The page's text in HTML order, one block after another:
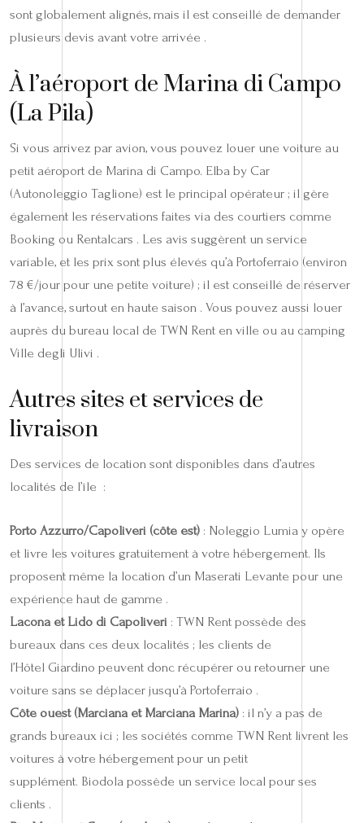
sont globalement alignés, mais il est conseillé de demander
plusieurs devis avant votre arrivée .
À l’aéroport de Marina di Campo
(La Pila)
Si vous arrivez par avion, vous pouvez louer une voiture au
petit aéroport de Marina di Campo. Elba by Car
(Autonoleggio Taglione) est le principal opérateur ; il gère
également les réservations faites via des courtiers comme
Booking ou Rentalcars . Les avis suggèrent un service
variable, et les prix sont plus élevés qu’à Portoferraio (environ
78 €/jour pour une petite voiture) ; il est conseillé de réserver
à l’avance, surtout en haute saison . Vous pouvez aussi louer
auprès du bureau local de TWN Rent en ville ou au camping
Ville degli Ulivi .
Autres sites et services de
livraison
Des services de location sont disponibles dans d’autres
localités de l’île :
Porto Azzurro/Capoliveri (côte est) : Noleggio Lumia y opère
et livre les voitures gratuitement à votre hébergement. Ils
proposent même la location d’un Maserati Levante pour une
expérience haut de gamme .
Lacona et Lido di Capoliveri : TWN Rent possède des
bureaux dans ces deux localités ; les clients de
l’Hôtel Giardino peuvent donc récupérer ou retourner une
voiture sans se déplacer jusqu’à Portoferraio .
Côte ouest (Marciana et Marciana Marina) : il n’y a pas de
grands bureaux ici ; les sociétés comme TWN Rent livrent les
voitures à votre hébergement pour un petit
supplément. Biodola possède un service local pour ses
clients .